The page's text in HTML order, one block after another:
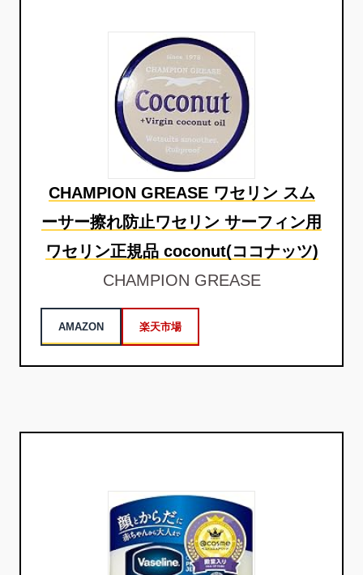
CHAMPION GREASE ワセリン スム
ーサー擦れ防止ワセリン サーフィン用
ワセリン正規品 coconut(ココナッツ)
CHAMPION GREASE
AMAZON 楽天市場